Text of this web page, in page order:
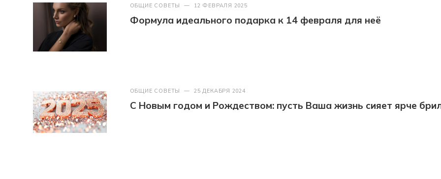
ОБЩИЕ СОВЕТЫ — 12 ФЕВРАЛЯ 2025
Формула идеального подарка к 14 февраля для неё
ОБЩИЕ СОВЕТЫ — 25 ДЕКАБРЯ 2024
С Новым годом и Рождеством: пусть Ваша жизнь сияет ярче